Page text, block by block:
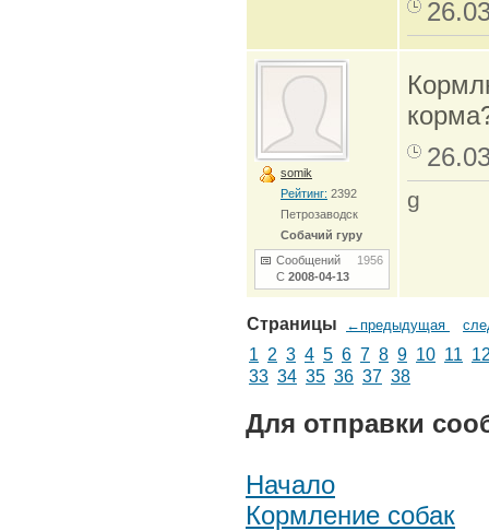
somik
Рейтинг: 2392
Петрозаводск
Собачий гуру
Сообщений 1956
С 2008-04-13
g
Страницы ←предыдущая
1 2 3 4 5 6 7 8 9 10 11
33 34 35 36 37 38
Для отправки
Начало
Кормление собак